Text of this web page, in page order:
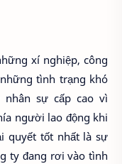
xí nghiệp, công
tình trạng khó
sự cấp cao vì
người lao động khi
quyết tốt nhất là sự
ty đang rơi vào tình